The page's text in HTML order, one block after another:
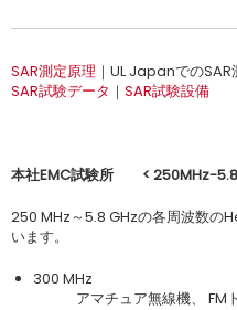
SAR測定原理 ｜UL JapanでのSAR
SAR試験データ ｜ SAR試験設備
本社EMC試験所 < 250MHz-
250 MHz～5.8 GHzの各周波数の
います。
300 MHz
アマチュア無線機、 FMト